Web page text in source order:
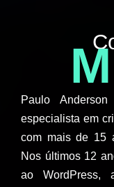
Paulo
especialista em
com mais de 15
Nos últimos 12
ao WordPress,